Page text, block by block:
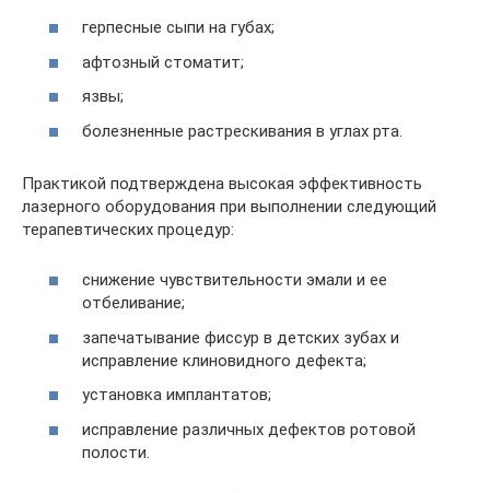
герпесные сыпи на губах;
афтозный стоматит;
язвы;
болезненные растрескивания в углах рта.
Практикой подтверждена высокая эффективность
лазерного оборудования при выполнении следующий
терапевтических процедур:
снижение чувствительности эмали и ее
отбеливание;
запечатывание фиссур в детских зубах и
исправление клиновидного дефекта;
установка имплантатов;
исправление различных дефектов ротовой
полости.